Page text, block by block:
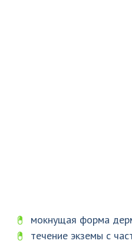
мокнущая форма
течение экземы с